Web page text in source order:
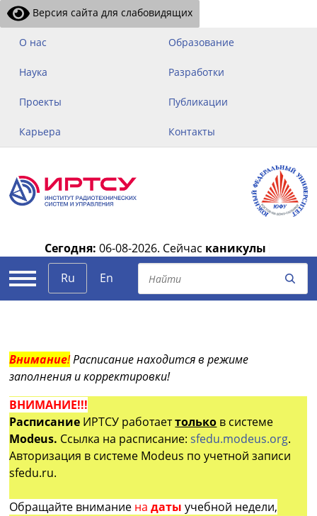
Версия сайта для слабовидящих
О нас Образование
Наука Разработки
Проекты Публикации
Карьера Контакты
Сегодня: 06-08-2026. Сейчас каникулы
Ru
En
Внимание!Расписание находится в режиме
заполнения и корректировки!
ВНИМАНИЕ!!!
Расписание ИРТСУ работаеттолько в системе
Modeus. Ссылка на расписание:sfedu.modeus.org.
Авторизация в системе Modeus по учетной записи
sfedu.ru.
Обращайте внимание на датыучебной недели,